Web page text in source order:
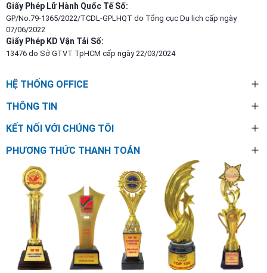
Giấy Phép Lữ Hành Quốc Tế Số:
GP/No.79-1365/2022/TCDL-GPLHQT do Tổng cục Du lịch cấp ngày
07/06/2022
Giấy Phép KD Vận Tải Số:
13476 do Sở GTVT TpHCM cấp ngày 22/03/2024
HỆ THỐNG OFFICE
THÔNG TIN
KẾT NỐI VỚI CHÚNG TÔI
PHƯƠNG THỨC THANH TOÁN